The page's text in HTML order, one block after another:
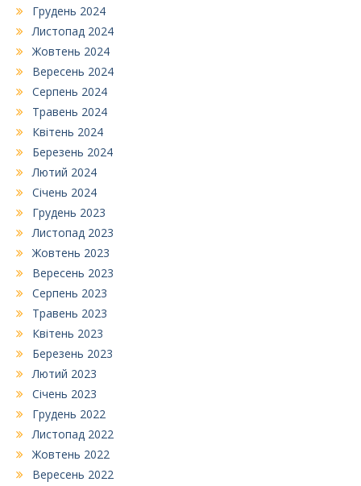
Грудень 2024
Листопад 2024
Жовтень 2024
Вересень 2024
Серпень 2024
Травень 2024
Квітень 2024
Березень 2024
Лютий 2024
Січень 2024
Грудень 2023
Листопад 2023
Жовтень 2023
Вересень 2023
Серпень 2023
Травень 2023
Квітень 2023
Березень 2023
Лютий 2023
Січень 2023
Грудень 2022
Листопад 2022
Жовтень 2022
Вересень 2022